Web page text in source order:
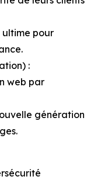
ultime pour
:
web par
génération